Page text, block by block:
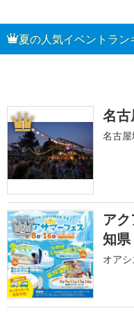
夏の人気イベントラン
1 名
名古
2
ア
知県
オア